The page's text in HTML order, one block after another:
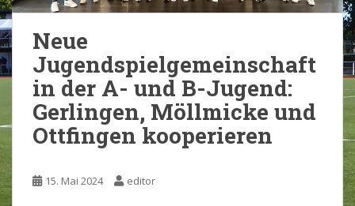
Neue
Jugendspielgemeinschaft
in der A- und B-Jugend:
Gerlingen, Möllmicke und
Ottfingen kooperieren
15. Mai 2024 editor